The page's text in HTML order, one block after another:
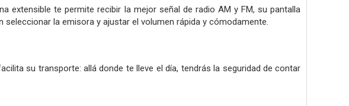
extensible te permite recibir la mejor señal de radio AM y FM, su pantalla
la emisora y ajustar el volumen rápida y cómodamente.
su transporte: allá donde te lleve el día, tendrás la seguridad de contar